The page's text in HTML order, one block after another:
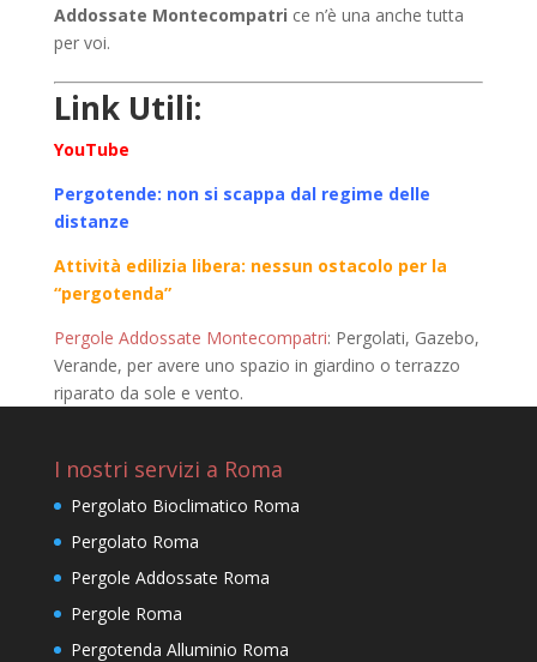
Addossate Montecompatri ce n’è una anche tutta
per voi.
Link Utili:
YouTube
Pergotende: non si scappa dal regime delle
distanze
Attività edilizia libera: nessun ostacolo per la
“pergotenda”
Pergole Addossate Montecompatri: Pergolati, Gazebo,
Verande, per avere uno spazio in giardino o terrazzo
riparato da sole e vento.
I nostri servizi a Roma
Pergolato Bioclimatico Roma
Pergolato Roma
Pergole Addossate Roma
Pergole Roma
Pergotenda Alluminio Roma